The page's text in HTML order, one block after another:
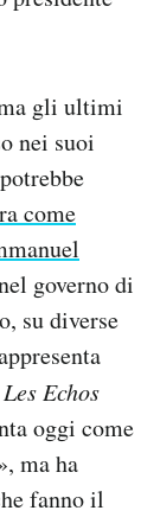
gli ultimi
nei suoi
come
governo di
su diverse
Les Echos
oggi come
ma ha
fanno il